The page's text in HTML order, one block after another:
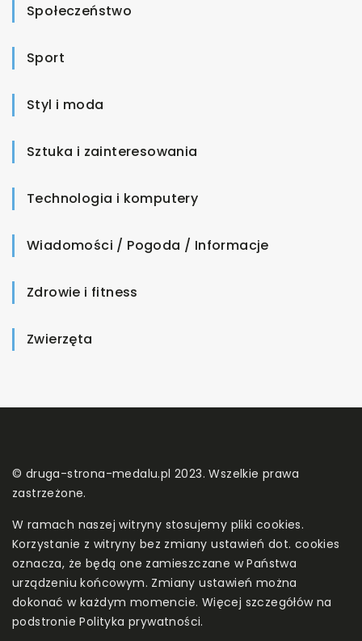
Społeczeństwo
Sport
Styl i moda
Sztuka i zainteresowania
Technologia i komputery
Wiadomości / Pogoda / Informacje
Zdrowie i fitness
Zwierzęta
© druga-strona-medalu.pl 2023. Wszelkie prawa
zastrzeżone.
W ramach naszej witryny stosujemy pliki cookies.
Korzystanie z witryny bez zmiany ustawień dot. cookies
oznacza, że będą one zamieszczane w Państwa
urządzeniu końcowym. Zmiany ustawień można
dokonać w każdym momencie. Więcej szczegółów na
podstroniePolityka prywatności.